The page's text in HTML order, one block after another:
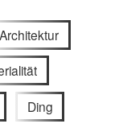
Architektur
Ding